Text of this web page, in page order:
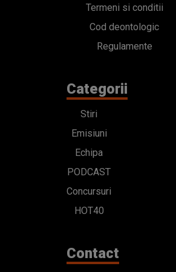
Termeni si conditii
Cod deontologic
Regulamente
Categorii
Stiri
Emisiuni
Echipa
PODCAST
Concursuri
HOT40
Contact